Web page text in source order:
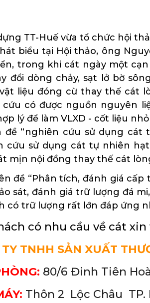
TT-Huế vừa tổ chức hội
biểu tại Hội thảo, ông
trong khi cát ngày một
đổi dòng chảy, sạt lở bờ
liệu đóng cừ thay thế cát
cứu có được nguồn nguyên
lý để làm VLXD - cốt liệu
đề “nghiên cứu sử dụng
cứu sử dụng cát tự nhiên
mịn nội đồng thay thế cát
đề “Phân tích, đánh giá
sát, đánh giá trữ lượng đá
có trữ lượng rất lớn đáp ứng
có nhu cầu về cát
TY TNHH SẢN XUẤT
80/6 Đinh Tiên
Thôn 2 Lộc Châu